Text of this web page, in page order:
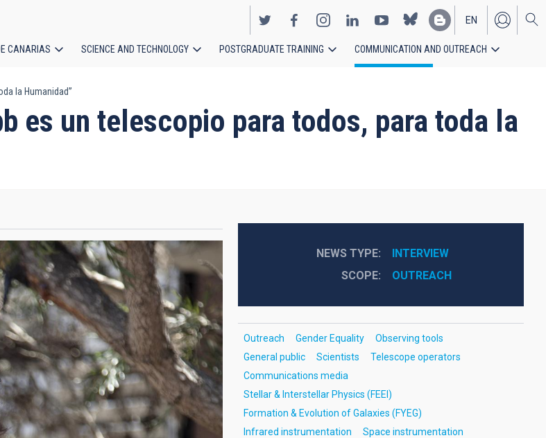
EN
ES
CANARIAS SCIENCE AND TECHNOLOGY POSTGRADUATE TRAINING COMMUNICATION AND OUTREACH
la Humanidad”
es un telescopio para todos, para toda la
NEWS TYPE
INTERVIEW
SCOPE
OUTREACH
Outreach Gender Equality
Observing tools
General public
Scientists
Telescope operators
Communications media
Stellar & Interstellar Physics (FEEI)
Formation & Evolution of Galaxies (FYEG)
Infrared instrumentation
Space instrumentation